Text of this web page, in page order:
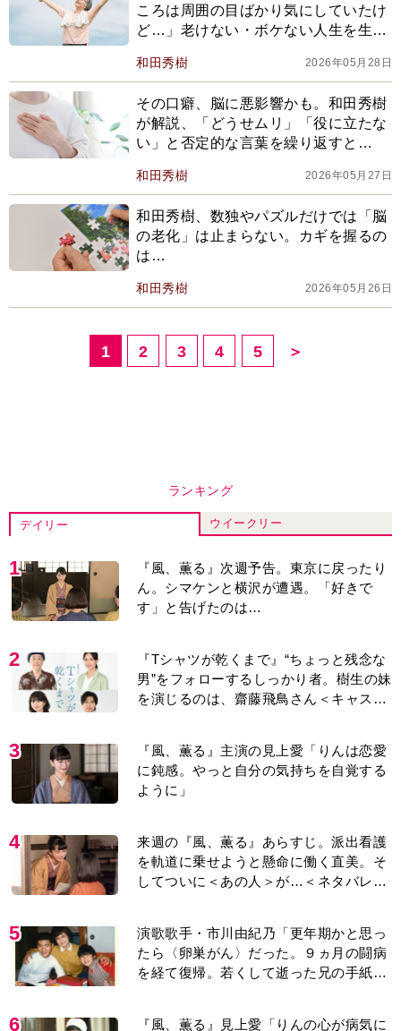
ころは周囲の目ばかり気にしていたけ
ど…」老けない・ボケない人生を生き
和田秀樹 2026年05月28日
その口癖、脳に悪影響かも。和田秀樹
が解説、「どうせムリ」「役に立たな
い」と否定的な言葉を繰り返すと…
和田秀樹 2026年05月27日
和田秀樹、数独やパズルだけでは「脳
の老化」は止まらない。カギを握るの
は…
和田秀樹 2026年05月26日
1 2 3 4 5 ＞
1
『風、薫る』次週予告。東京に戻ったり
す」と告げたのは…
2
『Tシャツが乾くまで』“ちょっと残念な
を演じるのは、齋藤飛鳥さん＜キャスト
紹介＞
『風、薫る』主演の見上愛「りんは恋愛
ように」
4
来週の『風、薫る』あらすじ。派出看護
してついに＜あの人＞が…＜ネタバレあ
り＞
5
演歌歌手・市川由紀乃「更年期かと思っ
を経て復帰。若くして逝った兄の手紙を
今も支えに」【2026上半期BEST】
6
『風、薫る』見上愛「りんの心が病気に
以上に心を使う仕事」